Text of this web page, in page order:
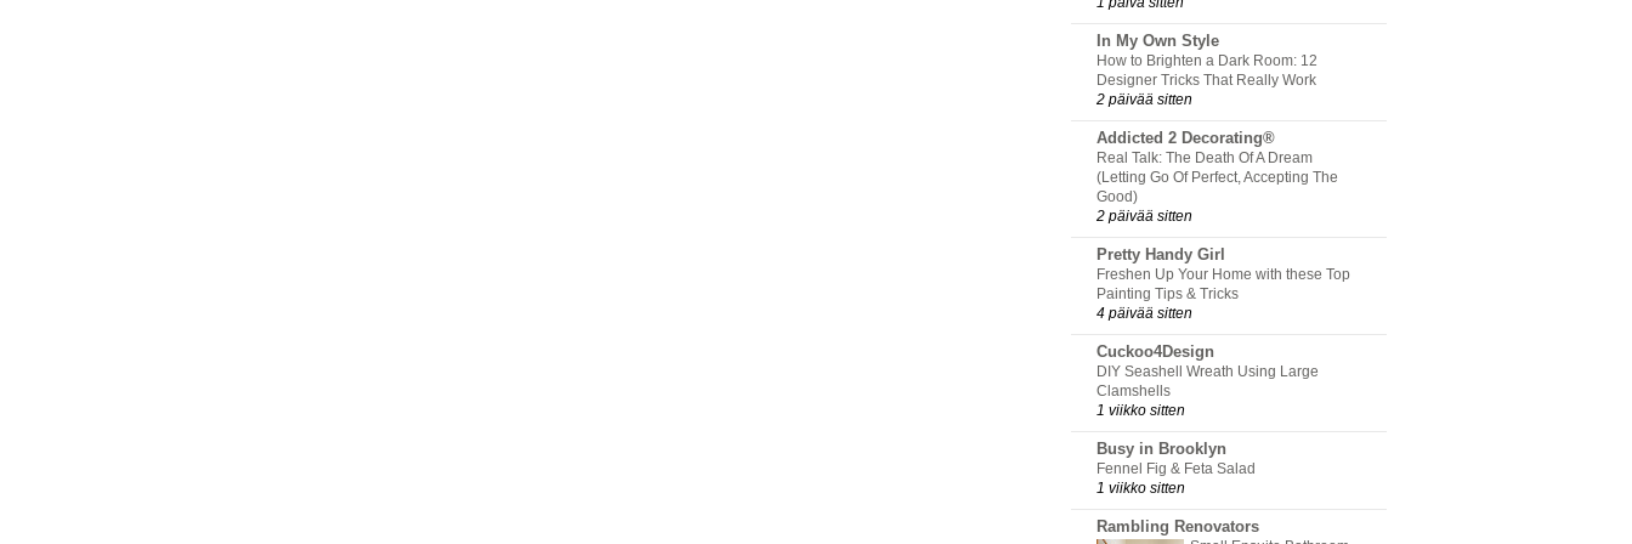
In My Own Style
How to Brighten a Dark Room: 12
Designer Tricks That Really Work
2 päivää sitten
Addicted 2 Decorating®
Real Talk: The Death Of A Dream
(Letting Go Of Perfect, Accepting The
Good)
2 päivää sitten
Pretty Handy Girl
Freshen Up Your Home with these Top
Painting Tips & Tricks
4 päivää sitten
Cuckoo4Design
DIY Seashell Wreath Using Large
Clamshells
1 viikko sitten
Busy in Brooklyn
Fennel Fig & Feta Salad
1 viikko sitten
Rambling Renovators